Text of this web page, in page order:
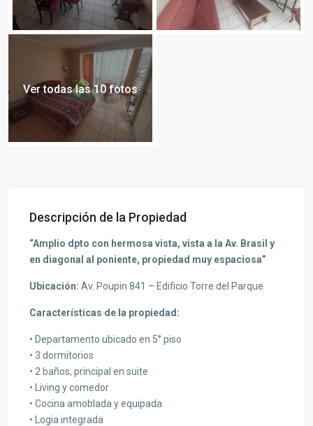
Ver todas las 10 fotos
Descripción de la Propiedad
“Amplio dpto con hermosa vista, vista a la Av. Brasil y
en diagonal al poniente, propiedad muy espaciosa”
Ubicación: Av. Poupin 841 – Edificio Torre del Parque
Características de la propiedad:
• Departamento ubicado en 5° piso
• 3 dormitorios
• 2 baños, principal en suite
• Living y comedor
• Cocina amoblada y equipada
• Logia integrada